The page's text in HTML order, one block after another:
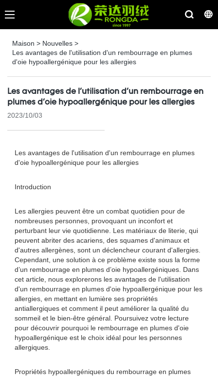
Maison > Nouvelles >
Les avantages de l'utilisation d'un rembourrage en plumes
d'oie hypoallergénique pour les allergies
Les avantages de l'utilisation d'un rembourrage en
plumes d'oie hypoallergénique pour les allergies
2023/10/03
Les avantages de l'utilisation d'un rembourrage en plumes
d'oie hypoallergénique pour les allergies
Introduction
Les allergies peuvent être un combat quotidien pour de
nombreuses personnes, provoquant un inconfort et
perturbant leur vie quotidienne. Les matériaux de literie, qui
peuvent abriter des acariens, des squames d'animaux et
d'autres allergènes, sont un déclencheur courant d'allergies.
Cependant, une solution à ce problème existe sous la forme
d’un rembourrage en plumes d’oie hypoallergéniques. Dans
cet article, nous explorerons les avantages de l'utilisation
d'un rembourrage en plumes d'oie hypoallergénique pour les
allergies, en mettant en lumière ses propriétés
antiallergiques et comment il peut améliorer la qualité du
sommeil et le bien-être général. Poursuivez votre lecture
pour découvrir pourquoi le rembourrage en plumes d'oie
hypoallergénique est le choix idéal pour les personnes
allergiques.
Propriétés hypoallergéniques du rembourrage en plumes